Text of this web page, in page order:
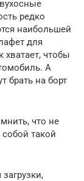
редко
наибольшей
для
хватает, чтобы
А
брать на борт
что не
такой